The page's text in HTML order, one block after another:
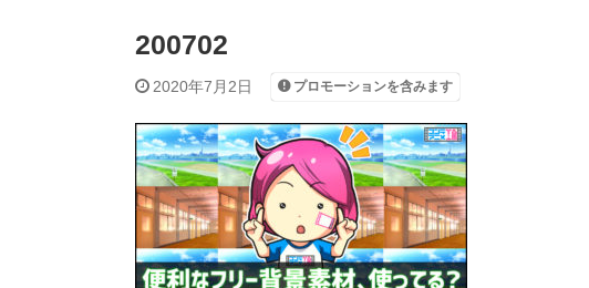
200702
2020年7月2日 プロモーションを含みます